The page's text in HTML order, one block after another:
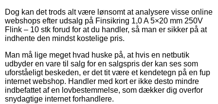
Dog kan det trods alt være lønsomt at analysere visse online
webshops efter udsalg på Finsikring 1,0 A 5×20 mm 250V
Flink – 10 stk forud for at du handler, så man er sikker på at
indhente den mindst kostelige pris.
Man må lige meget hvad huske på, at hvis en netbutik
udbyder en vare til salg for en salgspris der kan ses som
uforståeligt beskeden, er det tit være et kendetegn på en fup
internet webshop. Handler med kort er ikke desto mindre
indbefattet af en lovbestemmelse, som dækker dig overfor
snydagtige internet forhandlere.